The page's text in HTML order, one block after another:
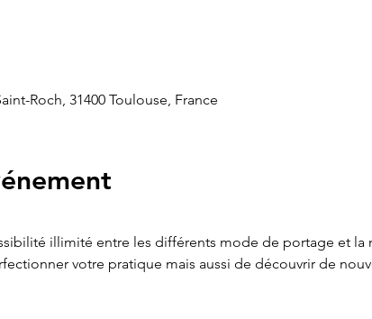
Roch, 31400 Toulouse, France
illimité entre les différents mode de portage et la
votre pratique mais aussi de découvrir de